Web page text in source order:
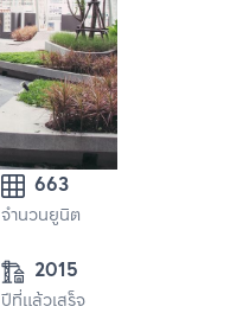
663
จำนวนยูนิต
2015
ปีที่แล้วเสร็จ